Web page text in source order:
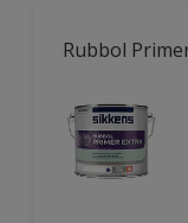
Rubbol